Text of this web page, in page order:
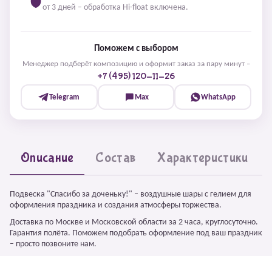
от 3 дней – обработка Hi-float включена.
Поможем с выбором
Менеджер подберёт композицию и оформит заказ за пару минут –
+7 (495) 120-11-26
Telegram Max WhatsApp
Описание Состав Характеристики
Подвеска "Спасибо за доченьку!" – воздушные шары с гелием для
оформления праздника и создания атмосферы торжества.
Доставка по Москве и Московской области за 2 часа, круглосуточно.
Гарантия полёта. Поможем подобрать оформление под ваш праздник
– просто позвоните нам.